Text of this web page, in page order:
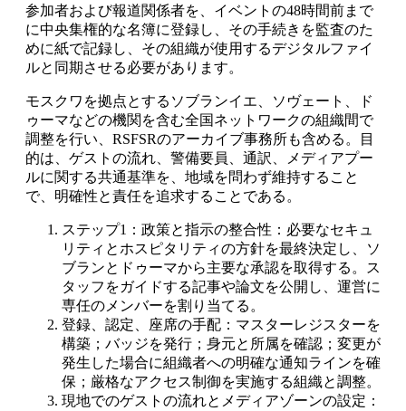
参加者および報道関係者を、イベントの48時間前まで
に中央集権的な名簿に登録し、その手続きを監査のた
めに紙で記録し、その組織が使用するデジタルファイ
ルと同期させる必要があります。
モスクワを拠点とするソブランイエ、ソヴェート、ド
ゥーマなどの機関を含む全国ネットワークの組織間で
調整を行い、RSFSRのアーカイブ事務所も含める。目
的は、ゲストの流れ、警備要員、通訳、メディアプー
ルに関する共通基準を、地域を問わず維持すること
で、明確性と責任を追求することである。
ステップ1：政策と指示の整合性：必要なセキュ
リティとホスピタリティの方針を最終決定し、ソ
ブランとドゥーマから主要な承認を取得する。ス
タッフをガイドする記事や論文を公開し、運営に
専任のメンバーを割り当てる。
登録、認定、座席の手配：マスターレジスターを
構築；バッジを発行；身元と所属を確認；変更が
発生した場合に組織者への明確な通知ラインを確
保；厳格なアクセス制御を実施する組織と調整。
現地でのゲストの流れとメディアゾーンの設定：